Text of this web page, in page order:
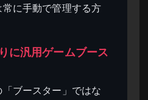
に手動で管理する方
に汎用ゲームブース
ブースター」ではな